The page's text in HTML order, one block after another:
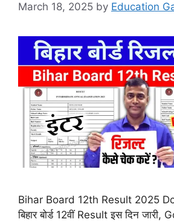
March 18, 2025 by Education
Bihar Board 12th Result 2025
बिहार बोर्ड 12वीं Result इस दिन